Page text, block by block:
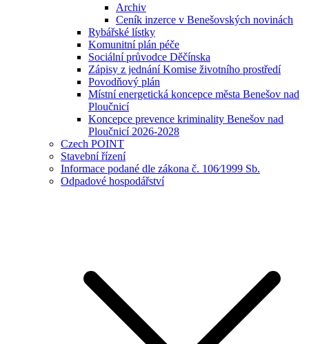
Archiv
Ceník inzerce v Benešovských novinách
Rybářské lístky
Komunitní plán péče
Sociální průvodce Děčínska
Zápisy z jednání Komise životního prostředí
Povodňový plán
Místní energetická koncepce města Benešov nad
Ploučnicí
Koncepce prevence kriminality Benešov nad
Ploučnicí 2026-2028
Czech POINT
Stavební řízení
Informace podané dle zákona č. 106⁄1999 Sb.
Odpadové hospodářství